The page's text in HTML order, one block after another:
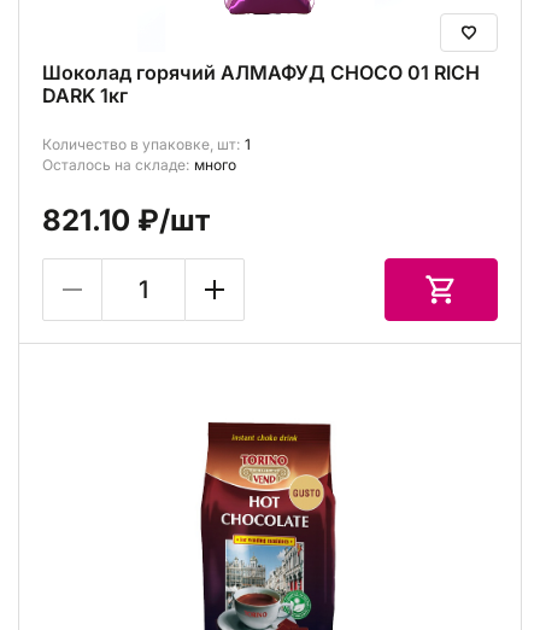
Шоколад горячий АЛМАФУД CHOCO 01 RICH
DARK 1кг
Количество в упаковке, шт: 1
Осталось на складе: много
821.10 ₽/шт